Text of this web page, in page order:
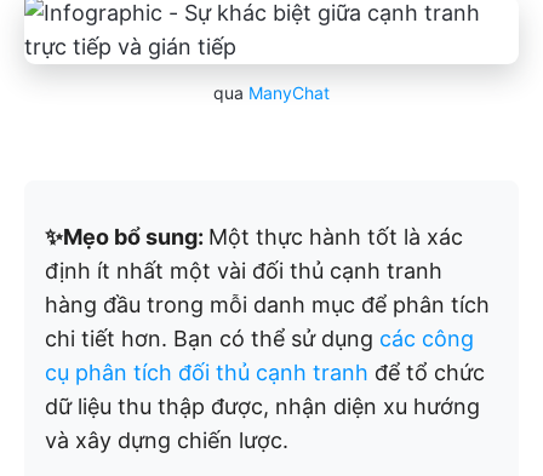
qua ManyChat
✨Mẹo bổ sung: Một thực hành tốt là xác
định ít nhất một vài đối thủ cạnh tranh
hàng đầu trong mỗi danh mục để phân tích
chi tiết hơn. Bạn có thể sử dụng các công
cụ phân tích đối thủ cạnh tranh để tổ chức
dữ liệu thu thập được, nhận diện xu hướng
và xây dựng chiến lược.